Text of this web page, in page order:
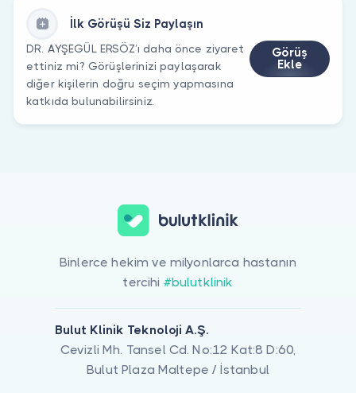
İlk Görüşü Siz Paylaşın
DR. AYŞEGÜL ERSÖZ’ı daha önce ziyaret
ettiniz mi? Görüşlerinizi paylaşarak
diğer kişilerin doğru seçim yapmasına
katkıda bulunabilirsiniz.
Görüş
Ekle
Binlerce hekim ve milyonlarca hastanın
tercihi #bulutklinik
Bulut Klinik Teknoloji A.Ş.
Cevizli Mh. Tansel Cd. No:12 Kat:8 D:60,
Bulut Plaza Maltepe / İstanbul